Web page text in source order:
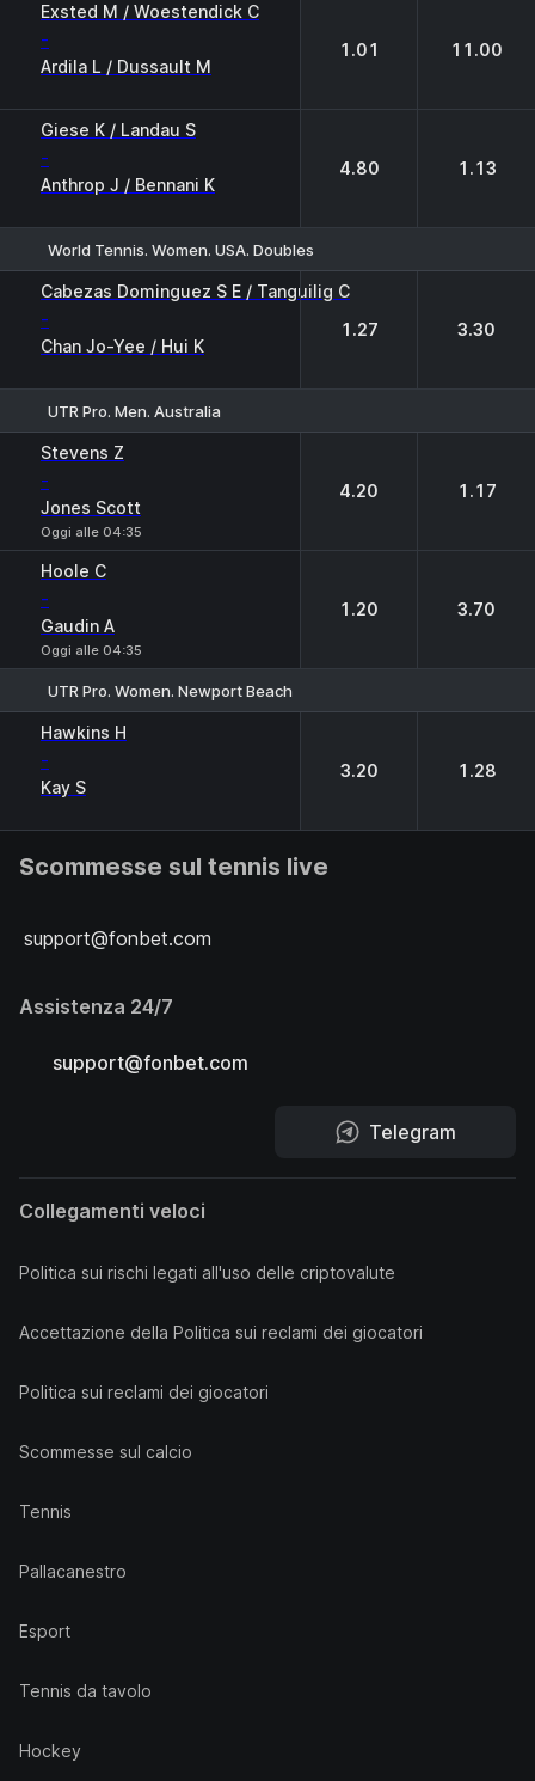
Exsted M / Woestendick C
-
Ardila L / Dussault M
1.01 11.00
Giese K / Landau S
-
Anthrop J / Bennani K
4.80 1.13
World Tennis. Women. USA. Doubles
Cabezas Dominguez S E / Tanguilig C
-
Chan Jo-Yee / Hui K
1.27 3.30
UTR Pro. Men. Australia
Stevens Z
-
Jones Scott
Oggi alle 04:35
4.20 1.17
Hoole C
-
Gaudin A
Oggi alle 04:35
1.20 3.70
UTR Pro. Women. Newport Beach
Hawkins H
-
Kay S
3.20 1.28
Scommesse sul tennis live
support@fonbet.com
Assistenza 24/7
support@fonbet.com
Telegram
Collegamenti veloci
Politica sui rischi legati all'uso delle criptovalute
Accettazione della Politica sui reclami dei giocatori
Politica sui reclami dei giocatori
Scommesse sul calcio
Tennis
Pallacanestro
Esport
Tennis da tavolo
Hockey